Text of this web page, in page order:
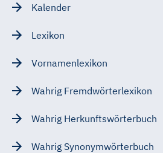
Kalender
Lexikon
Vornamenlexikon
Wahrig Fremdwörterlexikon
Wahrig Herkunftswörterbuch
Wahrig Synonymwörterbuch